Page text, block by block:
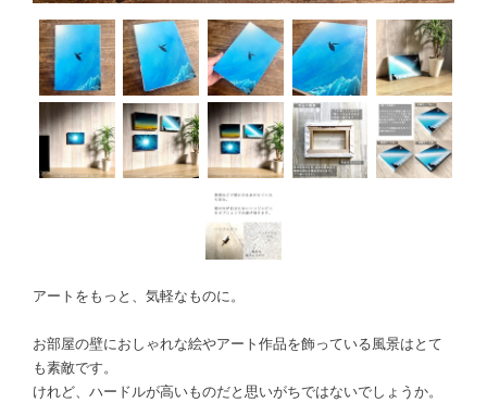
アートをもっと、気軽なものに。
お部屋の壁におしゃれな絵やアート作品を飾っている風景はとて
も素敵です。
けれど、ハードルが高いものだと思いがちではないでしょうか。